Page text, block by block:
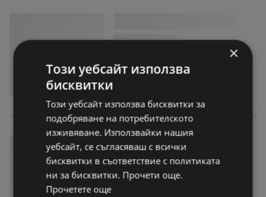
×
Този уебсайт използва
бисквитки
Този уебсайт използва бисквитки за
подобряване на потребителското
изживяване. Използвайки нашия
уебсайт, се съгласяваш с всички
бисквитки в съответствие с политиката
ни за бисквитки. Прочети още.
Прочетете още